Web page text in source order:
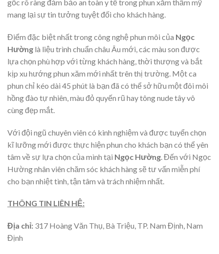
gốc rõ ràng đảm bảo an toàn y tế trong phun xăm thẩm mỹ
mang lại sự tin tưởng tuyệt đối cho khách hàng.
Điểm đặc biệt nhất trong công nghệ phun môi của Ngọc
Hường là liệu trình chuẩn châu Âu mới, các màu son được
lựa chọn phù hợp với từng khách hàng, thời thượng và bắt
kịp xu hướng phun xăm mới nhất trên thị trường. Một ca
phun chỉ kéo dài 45 phút là bạn đã có thể sở hữu một đôi môi
hồng đào tự nhiên, màu đỏ quyến rũ hay tông nude tây vô
cùng đẹp mắt.
Với đội ngũ chuyên viên có kinh nghiệm và được tuyển chọn
kĩ lưỡng mới được thực hiện phun cho khách bạn có thể yên
tâm về sự lựa chọn của mình tại Ngọc Hường . Đến với Ngọc
Hường nhân viên chăm sóc khách hàng sẽ tư vấn miễn phí
cho bạn nhiệt tình, tận tâm và trách nhiệm nhất.
THÔNG TIN LIÊN HỆ:
Địa chỉ: 317 Hoàng Văn Thụ, Bà Triệu, TP. Nam Định, Nam
Định